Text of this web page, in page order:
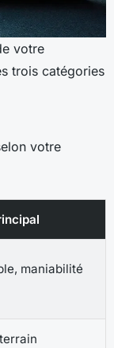
votre
trois catégories
votre
maniabilité